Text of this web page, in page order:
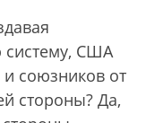
систему, США
и союзников от
стороны? Да,